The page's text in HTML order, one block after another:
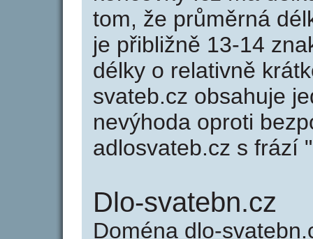
tom, že průměrná
je přibližně 13-14
délky o relativně
svateb.cz obsahuje
nevýhoda oproti
adlosvateb.cz s frází
Dlo-svatebn.cz
Doména dlo-